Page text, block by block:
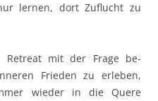
lernen, dort Zuflucht zu
Retreat mit der Frage be­
Frieden zu erleben,
wieder in die Quere